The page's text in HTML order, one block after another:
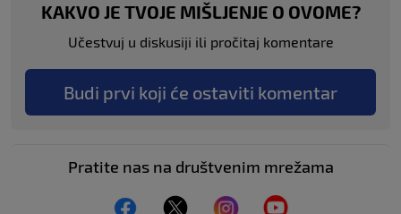
KAKVO JE TVOJE MIŠLJENJE O OVOME?
Učestvuj u diskusiji ili pročitaj komentare
Budi prvi koji će ostaviti komentar
Pratite nas na društvenim mrežama